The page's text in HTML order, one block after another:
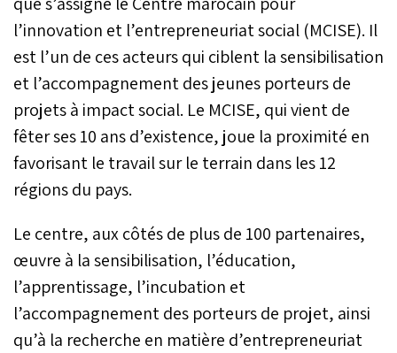
l’innovation et l’entrepreneuriat social (MCISE). Il
est l’un de ces acteurs qui ciblent la sensibilisation
et l’accompagnement des jeunes porteurs de
projets à impact social. Le MCISE, qui vient de
fêter ses 10 ans d’existence, joue la proximité en
favorisant le travail sur le terrain dans les 12
régions du pays.
Le centre, aux côtés de plus de 100 partenaires,
œuvre à la sensibilisation, l’éducation,
l’apprentissage, l’incubation et
l’accompagnement des porteurs de projet, ainsi
qu’à la recherche en matière d’entrepreneuriat